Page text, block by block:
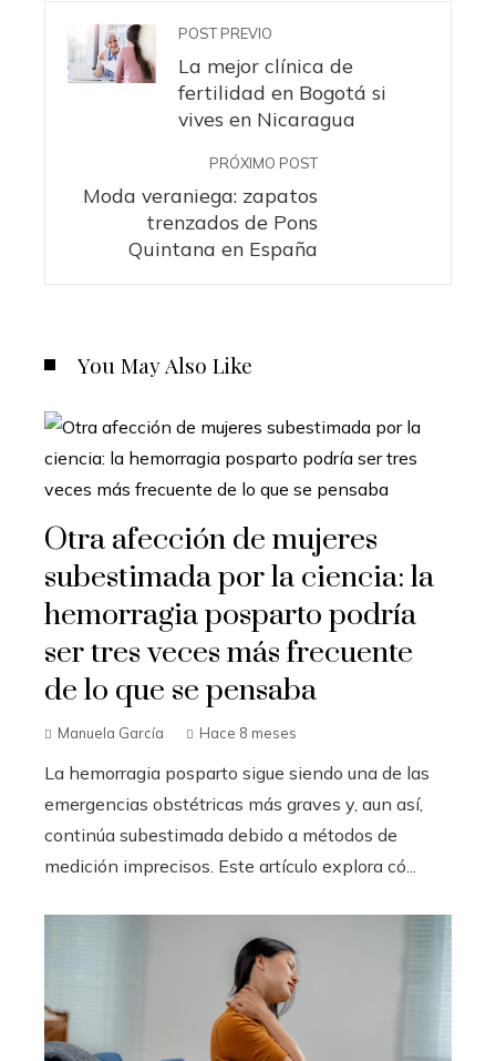
POST PREVIO
La mejor clínica de
fertilidad en Bogotá si
vives en Nicaragua
PRÓXIMO POST
Moda veraniega: zapatos
trenzados de Pons
Quintana en España
You May Also Like
Otra afección de mujeres
subestimada por la ciencia: la
hemorragia posparto podría
ser tres veces más frecuente
de lo que se pensaba
Manuela García Hace 8 meses
La hemorragia posparto sigue siendo una de las
emergencias obstétricas más graves y, aun así,
continúa subestimada debido a métodos de
medición imprecisos. Este artículo explora có...